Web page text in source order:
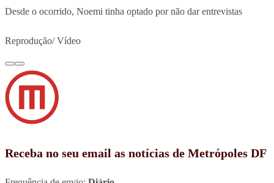
Desde o ocorrido, Noemi tinha optado por não dar entrevistas
Reprodução/ Vídeo
Receba no seu email as notícias de Metrópoles DF